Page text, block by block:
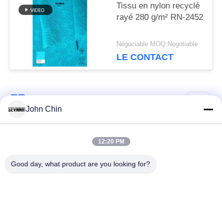
Tissu en nylon recyclé
rayé 280 g/m² RN-2452
Négociable MOQ:Negotiable
LE CONTACT
Tissu en nylon
John Chin
12:20 PM
Good day, what product are you looking for?